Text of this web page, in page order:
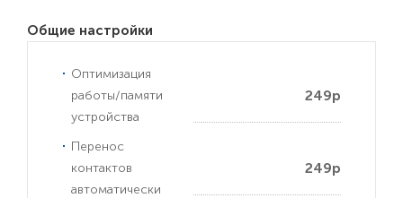
Общие настройки
Оптимизация
работы/памяти
устройства
249р
Перенос
контактов
автоматически
249р